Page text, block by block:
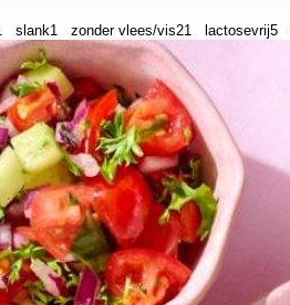
slank1 zonder vlees/vis21 lactosevrij5